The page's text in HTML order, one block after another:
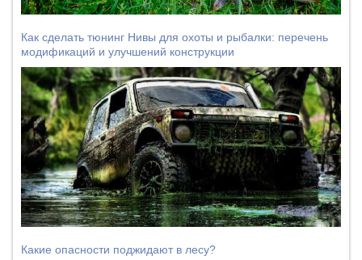
Как сделать тюнинг Нивы для охоты и рыбалки: перечень
модификаций и улучшений конструкции
Какие опасности поджидают в лесу?